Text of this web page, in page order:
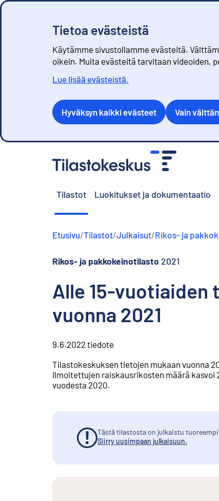
Tietoa evästeistä
Käytämme sivustollamme evästeitä.
oikein. Muita evästeitä tarvitaan videoiden,
Lue lisää evästeistä.
Hyväksyn kaikki evästeet Vain
Tilastot Luokitukset ja dokumentaatio
Etusivu/Tilastot/Julkaisut/Rikos- ja
Rikos- ja pakkokeinotilasto 2021
Alle 15-vuotiaiden
vuonna 2021
9.6.2022 tiedote
Tilastokeskuksen tietojen mukaan vuonna
Ilmoitettujen raiskausrikosten määrä kasvoi
vuodesta 2020.
Tästä tilastosta on julkaistu
Siirry uusimpaan julkaisuun.